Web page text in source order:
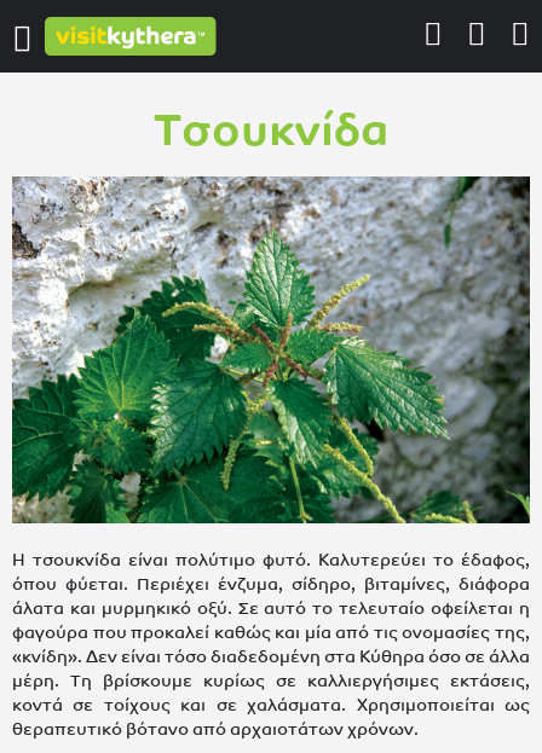
Τσουκνίδα
Η τσουκνίδα είναι πολύτιμο φυτό. Καλυτερεύει το έδαφος,
όπου φύεται. Περιέχει ένζυμα, σίδηρο, βιταμίνες, διάφορα
άλατα και μυρμηκικό οξύ. Σε αυτό το τελευταίο οφείλεται η
φαγούρα που προκαλεί καθώς και μία από τις ονομασίες της,
«κνίδη». Δεν είναι τόσο διαδεδομένη στα Κύθηρα όσο σε άλλα
μέρη. Τη βρίσκουμε κυρίως σε καλλιεργήσιμες εκτάσεις,
κοντά σε τοίχους και σε χαλάσματα. Χρησιμοποιείται ως
θεραπευτικό βότανο από αρχαιοτάτων χρόνων.